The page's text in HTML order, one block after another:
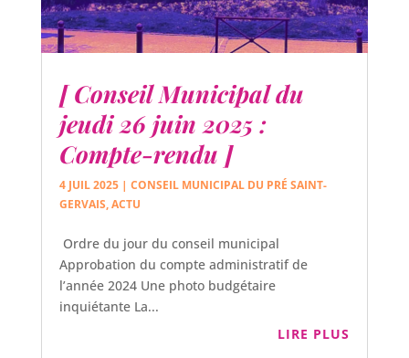
[ Conseil Municipal du
jeudi 26 juin 2025 :
Compte-rendu ]
4 JUIL 2025| CONSEIL MUNICIPAL DU PRÉ SAINT-
GERVAIS,ACTU
Ordre du jour du conseil municipal
Approbation du compte administratif de
l’année 2024 Une photo budgétaire
inquiétante La...
LIRE PLUS